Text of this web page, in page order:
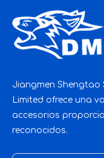
Jiangmen Shengtao
Limited ofrece una
accesorios
reconocidos.